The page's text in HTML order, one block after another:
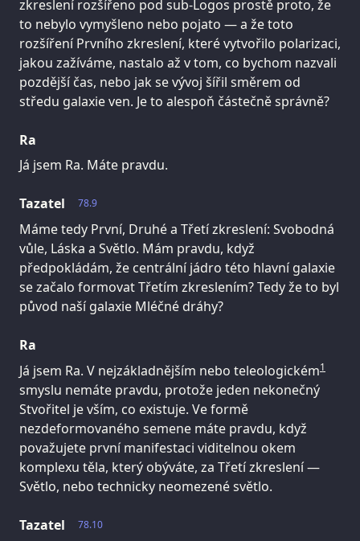
zkreslení rozšířeno pod sub-Logos prostě proto, že
to nebylo vymyšleno nebo pojato — a že toto
rozšíření Prvního zkreslení, které vytvořilo polarizaci,
jakou zažíváme, nastalo až v tom, co bychom nazvali
pozdější čas, nebo jak se vývoj šířil směrem od
středu galaxie ven. Je to alespoň částečně správně?
Ra
Já jsem Ra. Máte pravdu.
78.9
Tazatel
Máme tedy První, Druhé a Třetí zkreslení: Svobodná
vůle, Láska a Světlo. Mám pravdu, když
předpokládám, že centrální jádro této hlavní galaxie
se začalo formovat Třetím zkreslením? Tedy že to byl
původ naší galaxie Mléčné dráhy?
Ra
Já jsem Ra. V nejzákladnějším nebo teleologickém1
smyslu nemáte pravdu, protože jeden nekonečný
Stvořitel je vším, co existuje. Ve formě
nezdeformovaného semene máte pravdu, když
považujete první manifestaci viditelnou okem
komplexu těla, který obýváte, za Třetí zkreslení —
Světlo, nebo technicky neomezené světlo.
78.10
Tazatel